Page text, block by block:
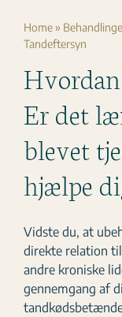
Home»
Tandeftersyn
Er det
blevet
hjælpe
Vidste du, at
direkte relation
andre kroniske
gennemgang af